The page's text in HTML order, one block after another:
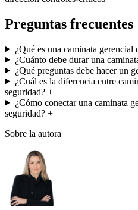
Preguntas frecuentes
¿Qué es una caminata gerencial
¿Cuánto debe durar una
¿Qué preguntas debe hacer un
¿Cuál es la diferencia entre
seguridad? +
¿Cómo conectar una caminata
seguridad? +
Sobre la autora